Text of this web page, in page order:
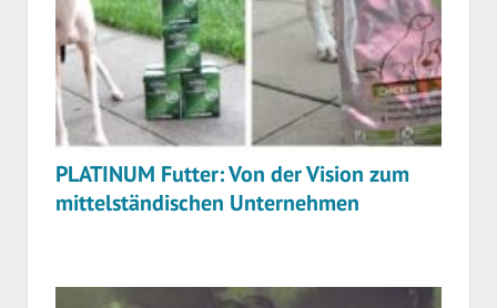
PLATINUM Futter: Von der Vision zum
mittelständischen Unternehmen